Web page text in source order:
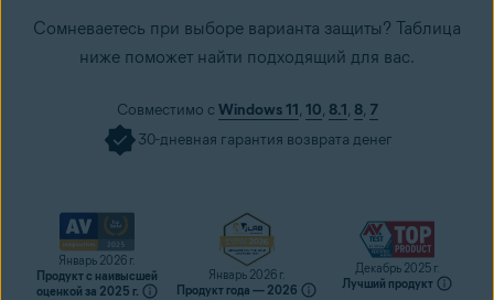
Сомневаетесь при выборе варианта защиты? Таблица
ниже поможет найти подходящий для вас.
Совместимо с Windows 11, 10, 8.1, 8, 7
30-дневная гарантия возврата денег
Январь 2026 г.
Продукт с наивысшей
оценкой за 2025 г.
Январь 2026 г.
Продукт года — 2026
Декабрь 2025 г.
Лучший продукт